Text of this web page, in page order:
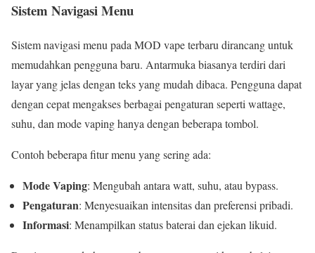
Sistem Navigasi Menu
Sistem navigasi menu pada MOD vape terbaru dirancang untuk
memudahkan pengguna baru. Antarmuka biasanya terdiri dari
layar yang jelas dengan teks yang mudah dibaca. Pengguna dapat
dengan cepat mengakses berbagai pengaturan seperti wattage,
suhu, dan mode vaping hanya dengan beberapa tombol.
Contoh beberapa fitur menu yang sering ada:
Mode Vaping: Mengubah antara watt, suhu, atau bypass.
Pengaturan: Menyesuaikan intensitas dan preferensi pribadi.
Informasi: Menampilkan status baterai dan ejekan likuid.